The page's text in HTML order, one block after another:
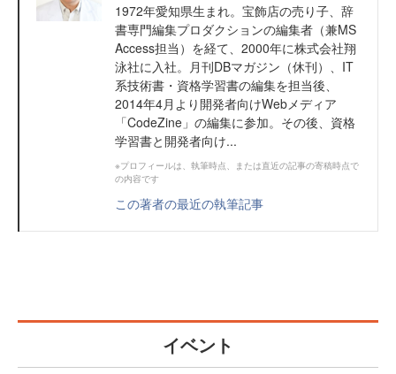
1972年愛知県生まれ。宝飾店の売り子、辞
書専門編集プロダクションの編集者（兼MS
Access担当）を経て、2000年に株式会社翔
泳社に入社。月刊DBマガジン（休刊）、IT
系技術書・資格学習書の編集を担当後、
2014年4月より開発者向けWebメディア
「CodeZine」の編集に参加。その後、資格
学習書と開発者向け...
※プロフィールは、執筆時点、または直近の記事の寄稿時点で
の内容です
この著者の最近の執筆記事
イベント